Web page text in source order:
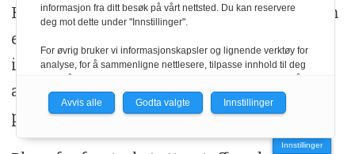
Kjekk, men litt liten innvendig lomme som
er litt vanskelig å finne. Både dun,
innerstoff og ytterstoff er impregnert uten
at det går på bekostning av
pustegenskapene.
Innstillinger
informasjon fra ditt besøk på vårt nettsted. Du kan reservere
deg mot dette under "Innstillinger".
For øvrig bruker vi informasjonskapsler og lignende verktøy for
analyse, for å sammenligne nettlesere, tilpasse innhold til deg
personvernerklæring.
du få relevante annonser på nettstedene til medlemmene i
nettverket basert på informasjon fra dine besøk på tvers av
Avvis alle Godta valgte Innstillinger